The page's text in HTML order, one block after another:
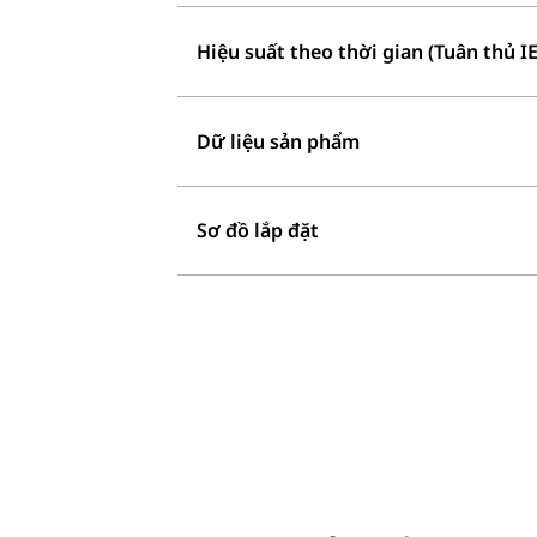
Hiệu suất theo thời gian (Tuân thủ
Dữ liệu sản phẩm
Sơ đồ lắp đặt